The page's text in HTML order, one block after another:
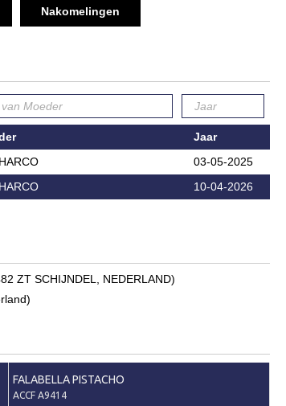
Nakomelingen
Jaar
03-05-2025
10-04-2026
ZT SCHIJNDEL, NEDERLAND)
FALABELLA PISTACHO
ACCF A9414